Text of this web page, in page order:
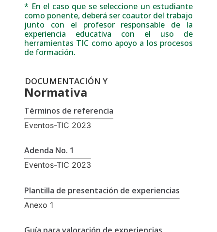
* En el caso que se seleccione un estudiante
como ponente, deberá ser coautor del trabajo
junto con el profesor responsable de la
experiencia educativa con el uso de
herramientas TIC como apoyo a los procesos
de formación.
DOCUMENTACIÓN Y
Normativa
Términos de referencia
Eventos-TIC 2023
Adenda No. 1
Eventos-TIC 2023
Plantilla de presentación de experiencias
Anexo 1